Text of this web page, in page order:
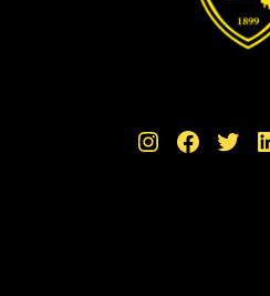
Instagram Facebook Twitter LinkedIn